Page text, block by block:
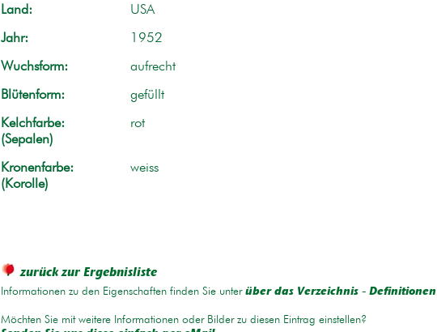
Land: USA
Jahr: 1952
Wuchsform: aufrecht
Blütenform: gefüllt
Kelchfarbe:
(Sepalen)
rot
Kronenfarbe:
(Korolle)
weiss
zurück zur Ergebnisliste
Informationen zu den Eigenschaften finden Sie unter über das Verzeichnis - Definitionen
Möchten Sie mit weitere Informationen oder Bilder zu diesen Eintrag einstellen?